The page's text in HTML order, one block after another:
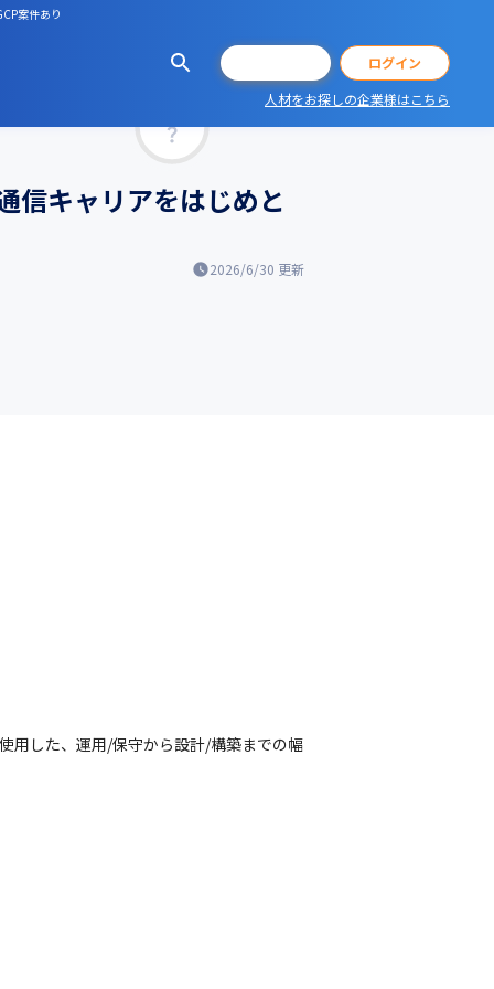
案件あり
ログイン
人材をお探しの企業様はこちら
信キャリアをはじめと
2026/6/30 更新
用した、運用/保守から設計/構築までの幅